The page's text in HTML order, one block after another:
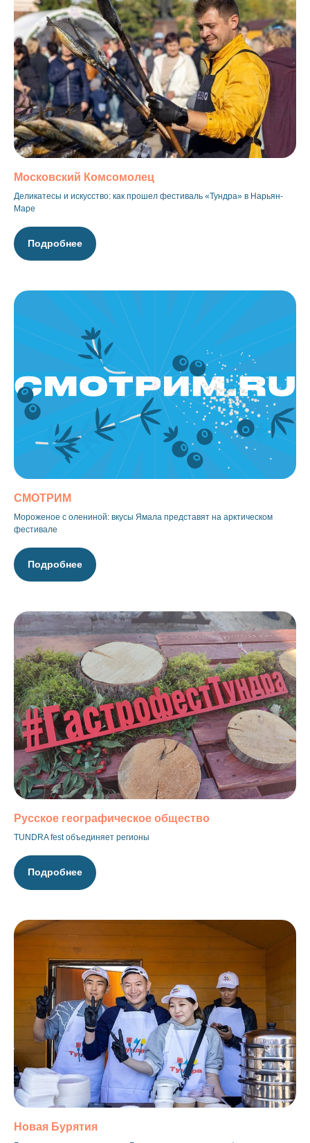
Московский Комсомолец
Деликатесы и искусство: как прошел фестиваль «Тундра» в Нарьян-
Маре
Подробнее
СМОТРИМ
Мороженое с олениной: вкусы Ямала представят на арктическом
фестивале
Подробнее
Русское географическое общество
TUNDRA fest объединяет регионы
Подробнее
Новая Бурятия